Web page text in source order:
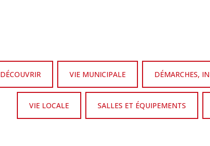
DÉCOUVRIR VIE MUNICIPALE DÉMARCHES,
VIE LOCALE SALLES ET ÉQUIPEMENTS